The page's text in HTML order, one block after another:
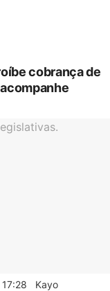
cobrança de
17:28 Kayo